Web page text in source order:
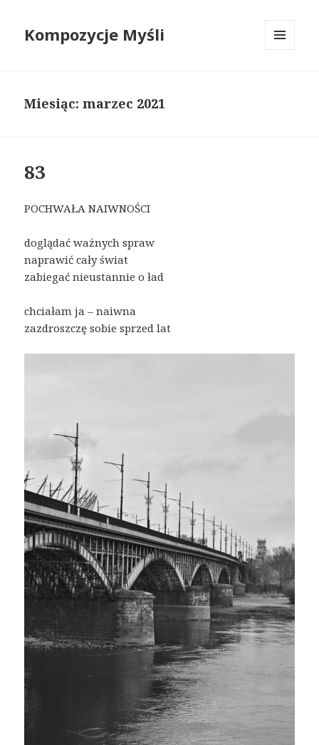
Kompozycje Myśli
Miesiąc:marzec 2021
83
POCHWAŁA NAIWNOŚCI
doglądać ważnych spraw
naprawić cały świat
zabiegać nieustannie o ład
chciałam ja – naiwna
zazdroszczę sobie sprzed lat